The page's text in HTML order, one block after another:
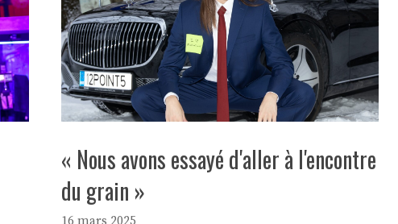
« Nous avons essayé d'aller à l'encontre
du grain »
16 mars 2025